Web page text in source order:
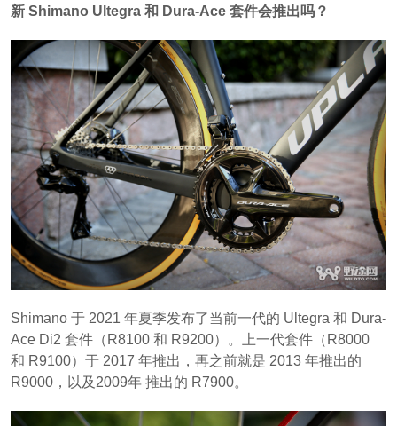
新 Shimano Ultegra 和 Dura-Ace 套件会推出吗？
Shimano 于 2021 年夏季发布了当前一代的 Ultegra 和 Dura-
Ace Di2 套件（R8100 和 R9200）。上一代套件（R8000
和 R9100）于 2017 年推出，再之前就是 2013 年推出的
R9000，以及2009年 推出的 R7900。